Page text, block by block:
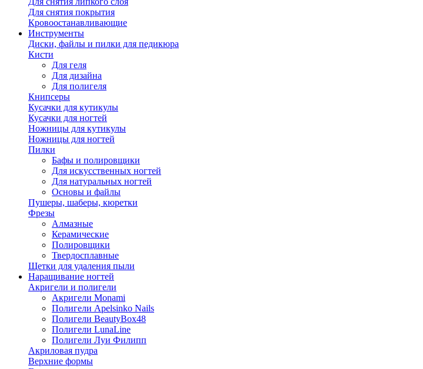
Для снятия покрытия
Кровоостанавливающие
Инструменты
Диски, файлы и пилки для педикюра
Кисти
Для геля
Для дизайна
Для полигеля
Книпсеры
Кусачки для кутикулы
Кусачки для ногтей
Ножницы для кутикулы
Ножницы для ногтей
Пилки
Бафы и полировщики
Для искусственных ногтей
Для натуральных ногтей
Основы и файлы
Пушеры, шаберы, кюретки
Фрезы
Алмазные
Керамические
Полировщики
Твердосплавные
Щетки для удаления пыли
Наращивание ногтей
Акригели и полигели
Акригели Monami
Полигели Apelsinko Nails
Полигели BeautyBox48
Полигели LunaLine
Полигели Луи Филипп
Акриловая пудра
Верхние формы